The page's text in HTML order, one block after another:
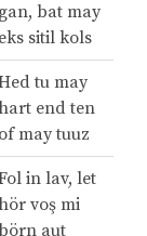
gan, bat may
eks sitil kols
tu may
end ten
of may tuuz
in lav, let
voş mi
aut